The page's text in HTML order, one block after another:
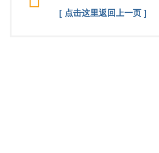
[ 点击这里返回上一页 ]